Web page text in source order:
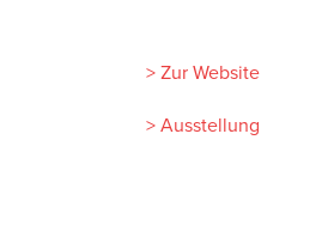
> Zur Website
> Ausstellung